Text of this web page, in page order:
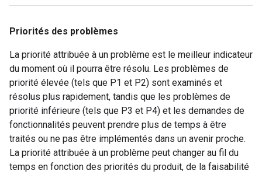
Priorités des problèmes
La priorité attribuée à un problème est le meilleur indicateur
du moment où il pourra être résolu. Les problèmes de
priorité élevée (tels que P1 et P2) sont examinés et
résolus plus rapidement, tandis que les problèmes de
priorité inférieure (tels que P3 et P4) et les demandes de
fonctionnalités peuvent prendre plus de temps à être
traités ou ne pas être implémentés dans un avenir proche.
La priorité attribuée à un problème peut changer au fil du
temps en fonction des priorités du produit, de la faisabilité